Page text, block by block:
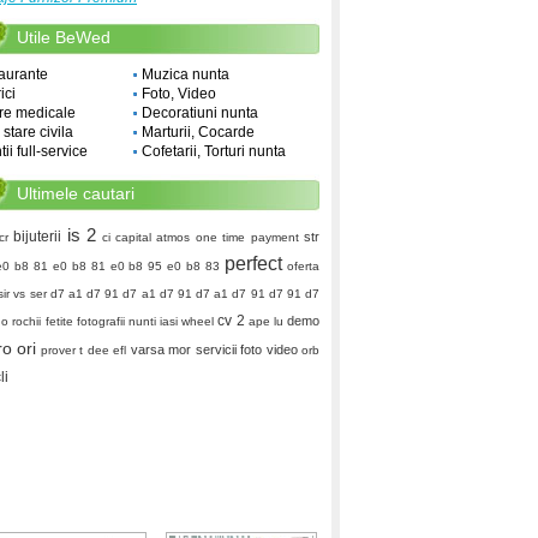
Utile BeWed
medicale
stare civila
full-service
Muzica nunta
Foto, Video
Decoratiuni nunta
Marturii, Cocarde
Cofetarii, Torturi nunta
Ultimele cautari
bijuterii is 2 ci capital atmos one time payment str
b8 81 e0 b8 81 e0 b8 95 e0 b8 83 perfect oferta
vs ser d7 a1 d7 91 d7 a1 d7 91 d7 a1 d7 91 d7 91 d7
rochii fetite fotografii nunti iasi wheel cv 2 ape lu demo
ori prover t dee efl varsa mor servicii foto video orb